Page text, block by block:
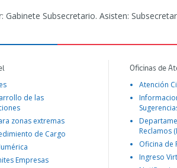
Gabinete Subsecretario. Asisten:
de las
zonas extremas
de Cargo
Empresas
Oficinas de
Atención
Reclamos
Oficina de
Ingreso